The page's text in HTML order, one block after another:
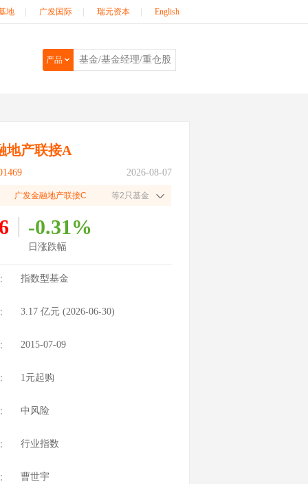
地 广发国际 瑞元资本 English
产品
地产联接A
2026-08-07
广发金融地产联接C 等2只基金
-0.31%
日涨跌幅
指数型基金
3.17 亿元 (2026-06-30)
2015-07-09
1元起购
中风险
行业指数
曹世宇